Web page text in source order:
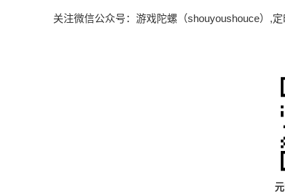
关注微信公众号：游戏陀螺（shouyoushouce）,